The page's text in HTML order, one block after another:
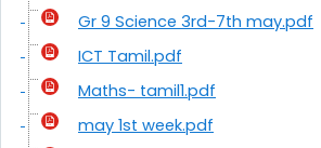
Gr 9 Science 3rd-7th may.pdf
ICT Tamil.pdf
Maths- tamil1.pdf
may 1st week.pdf